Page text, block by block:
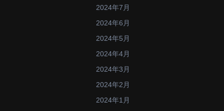
2024年7月
2024年6月
2024年5月
2024年4月
2024年3月
2024年2月
2024年1月